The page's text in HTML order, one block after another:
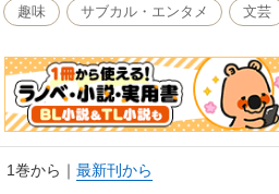
の危機や、2度の手術(下半身と指の骨)を
得したという過去があります。
本書はなんと！ そんな苦労や喜びに満ち
らないのです！
なぜなら、ドアラから出る言葉は「きお
返らないタイプ」ばかり。
た! しかも、よりドアラ濃度の高い一冊で
ふだんは見えないドアラの姿が、ドアラ
趣味 サブカル・エンタメ 文芸
1巻から ｜ 最新刊から